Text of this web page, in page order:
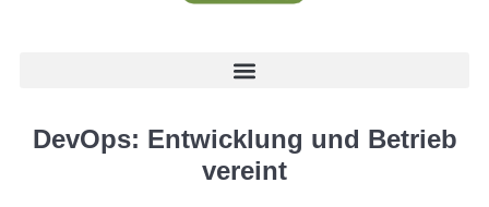
DevOps: Entwicklung und Betrieb
vereint